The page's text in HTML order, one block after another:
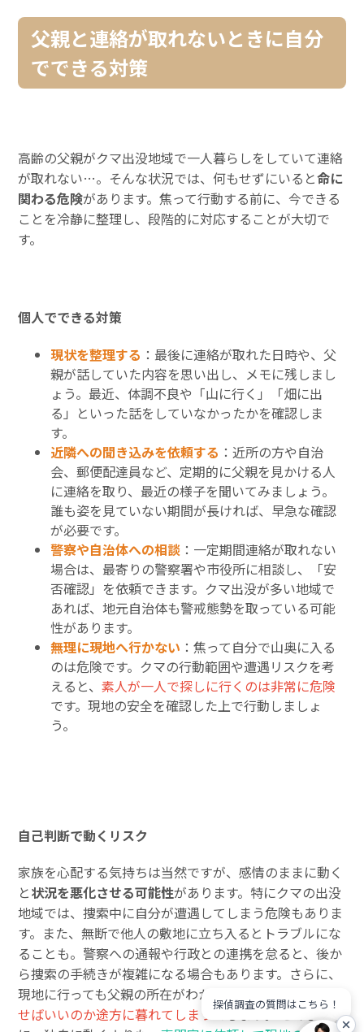
父親と連絡が取れないときに自分
でできる対策
高齢の父親がクマ出没地域で一人暮らしをしていて連絡
が取れない…。そんな状況では、何もせずにいると命に
関わる危険があります。焦って行動する前に、今できる
ことを冷静に整理し、段階的に対応することが大切で
す。
個人でできる対策
現状を整理する ：最後に連絡が取れた日時や、父
親が話していた内容を思い出し、メモに残しまし
ょう。最近、体調不良や「山に行く」「畑に出
る」といった話をしていなかったかを確認しま
す。
近隣への聞き込みを依頼する ：近所の方や自治
会、郵便配達員など、定期的に父親を見かける人
に連絡を取り、最近の様子を聞いてみましょう。
誰も姿を見ていない期間が長ければ、早急な確認
が必要です。
警察や自治体への相談 ：一定期間連絡が取れない
場合は、最寄りの警察署や市役所に相談し、「安
否確認」を依頼できます。クマ出没が多い地域で
あれば、地元自治体も警戒態勢を取っている可能
性があります。
無理に現地へ行かない ：焦って自分で山奥に入る
のは危険です。クマの行動範囲や遭遇リスクを考
えると、素人が一人で探しに行くのは非常に危険
です。現地の安全を確認した上で行動しましょ
う。
自己判断で動くリスク
家族を心配する気持ちは当然ですが、感情のままに動く
と状況を悪化させる可能性があります。特にクマの出没
地域では、捜索中に自分が遭遇してしまう危険もありま
す。また、無断で他人の敷地に立ち入るとトラブルにな
ることも。警察への通報や行政との連携を怠ると、後か
ら捜索の手続きが複雑になる場合もあります。さらに、
現地に行っても父親の所在がわからない場合、
せばいいのか途方に暮れてしまうでしょう。 このよう
探偵調査の質問はこちら！